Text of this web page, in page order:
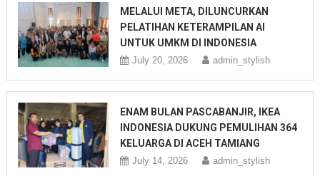
MELALUI META, DILUNCURKAN
PELATIHAN KETERAMPILAN AI
UNTUK UMKM DI INDONESIA
July 20, 2026 admin_stylish
ENAM BULAN PASCABANJIR, IKEA
INDONESIA DUKUNG PEMULIHAN 364
KELUARGA DI ACEH TAMIANG
July 14, 2026 admin_stylish